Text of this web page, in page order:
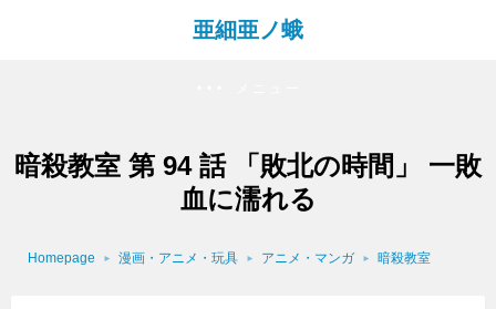
亜細亜ノ蛾
暗殺教室 第 94 話 「敗北の時間」 一敗
血に濡れる
Homepage 漫画・アニメ・玩具 アニメ・マンガ 暗殺教室